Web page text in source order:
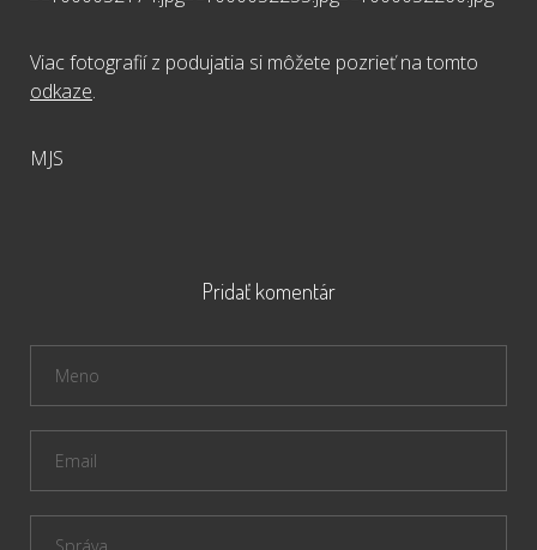
Viac fotografií z podujatia si môžete pozrieť na tomto
odkaze.
MJS
Pridať komentár